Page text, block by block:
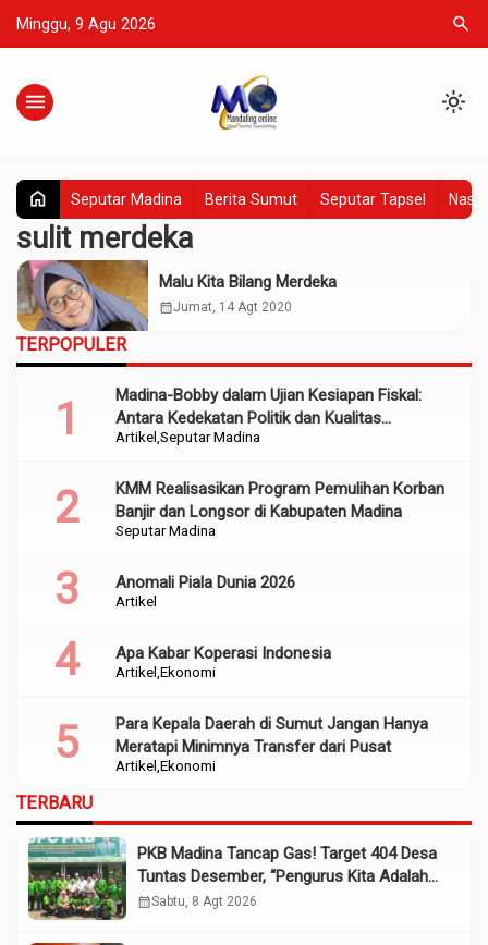
Minggu, 9 Agu 2026 search
menu light_mode
home Seputar Madina Berita Sumut Seputar Tapsel
sulit merdeka
Malu Kita Bilang Merdeka
calendar_monthJumat, 14 Agt 2020
TERPOPULER
Artikel Seputar Madina
Madina-Bobby dalam Ujian Kesiapan Fiskal:
Antara Kedekatan Politik dan Kualitas
Perencanaan
Seputar Madina
KMM Realisasikan Program Pemulihan Korban
Banjir dan Longsor di Kabupaten Madina
Artikel
Anomali Piala Dunia 2026
Artikel Ekonomi
Apa Kabar Koperasi Indonesia
Artikel Ekonomi
Para Kepala Daerah di Sumut Jangan Hanya
Meratapi Minimnya Transfer dari Pusat
TERBARU
PKB Madina Tancap Gas! Target 404 Desa
Tuntas Desember, “Pengurus Kita Adalah
Tokoh”
calendar_monthSabtu, 8 Agt 2026